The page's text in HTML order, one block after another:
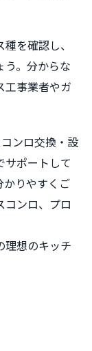
を確認し、
う。分からな
工事業者やガ
ンロ交換・設
サポートして
かりやすくご
コンロ、プロ
理想のキッチ